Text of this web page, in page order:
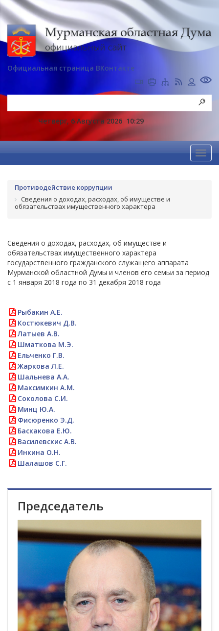
Официальная страница ВКонтакте
Четверг, 6 Августа 2026 10:29
Противодействие коррупции
Сведения о доходах, расходах, об имуществе и
обязательствах имущественного характера
Сведения о доходах, расходах, об имуществе и
обязательствах имущественного характера
государственного гражданского служащего аппарата
Мурманской областной Думы и членов его семьи за период
с 1 января 2018 года по 31 декабря 2018 года
Рыбакин А.Е.
Костюкевич Д.В.
Латыев А.В.
Шматкова М.Э.
Ельченко Г.В.
Жаркова Л.Е.
Шальнева А.А.
Максимкин А.М.
Соколова С.И.
Минц Ю.А.
Фисюренко Э.Д.
Баскакова Е.Ю.
Василевскис А.В.
Инкина О.Н.
Шалашов С.Г.
Председатель